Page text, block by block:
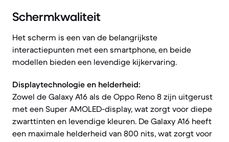
Schermkwaliteit
Het scherm is een van de belangrijkste
interactiepunten met een smartphone, en beide
modellen bieden een levendige kijkervaring.
Displaytechnologie en helderheid:
Zowel de Galaxy A16 als de Oppo Reno 8 zijn uitgerust
met een Super AMOLED-display, wat zorgt voor diepe
zwarttinten en levendige kleuren. De Galaxy A16 heeft
een maximale helderheid van 800 nits, wat zorgt voor